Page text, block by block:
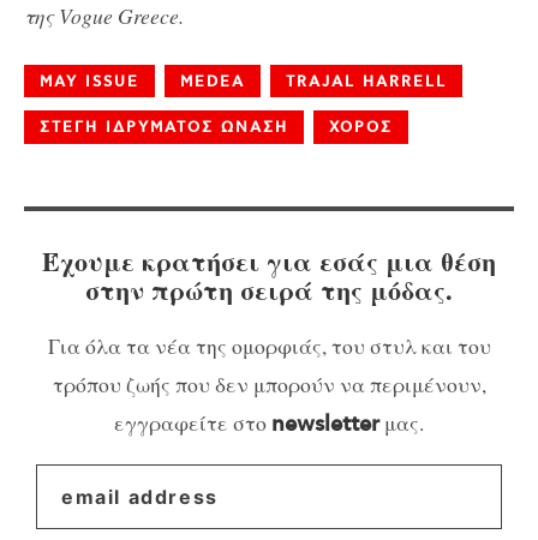
της Vogue Greece.
MAY ISSUE MEDEA TRAJAL HARRELL
ΣΤΕΓΗ ΙΔΡΥΜΑΤΟΣ ΩΝΑΣΗ ΧΟΡΟΣ
Έχουμε κρατήσει για εσάς μια θέση
στην πρώτη σειρά της μόδας.
Για όλα τα νέα της ομορφιάς, του στυλ και του
τρόπου ζωής που δεν μπορούν να περιμένουν,
εγγραφείτε στο newsletterμας.